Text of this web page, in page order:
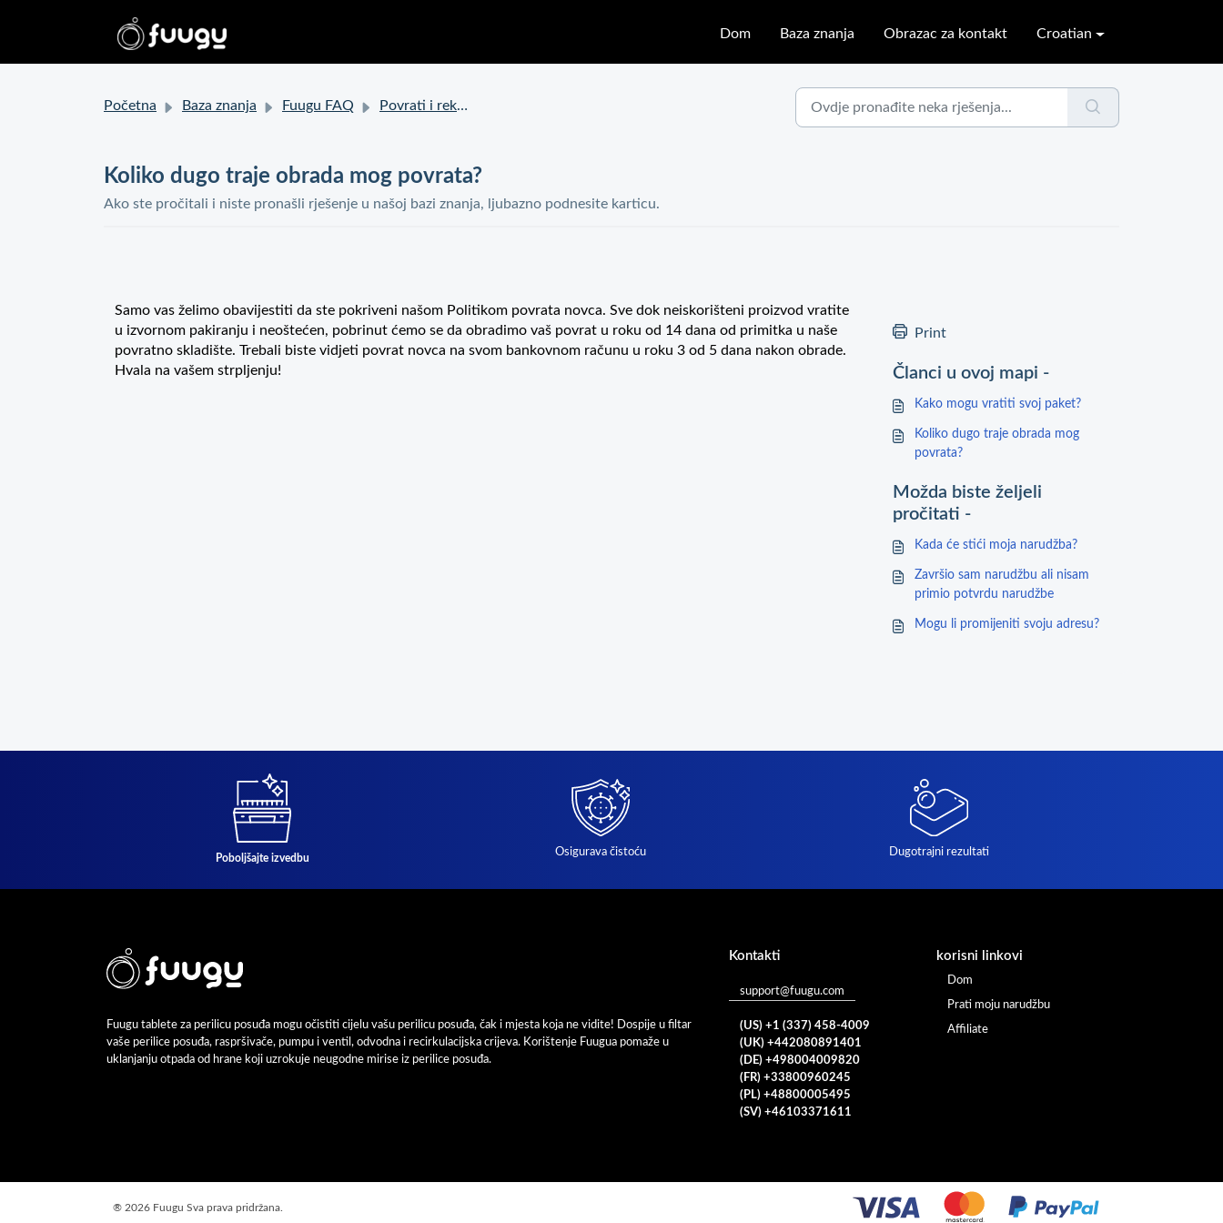
Dom Baza znanja Obrazac za kontakt Croatian
Početna Baza znanja Fuugu FAQ Povrati i reklamacije
Koliko dugo traje obrada mog povrata?
Ako ste pročitali i niste pronašli rješenje u našoj bazi znanja, ljubazno podnesite karticu.
Samo vas želimo obavijestiti da ste pokriveni našom Politikom povrata novca. Sve dok neiskorišteni proizvod vratite
u izvornom pakiranju i neoštećen, pobrinut ćemo se da obradimo vaš povrat u roku od 14 dana od primitka u naše
povratno skladište. Trebali biste vidjeti povrat novca na svom bankovnom računu u roku 3 od 5 dana nakon obrade.
Hvala na vašem strpljenju!
Print
Članci u ovoj mapi -
Kako mogu vratiti svoj paket?
Koliko dugo traje obrada mog
povrata?
Možda biste željeli
pročitati -
Kada će stići moja narudžba?
Završio sam narudžbu ali nisam
primio potvrdu narudžbe
Mogu li promijeniti svoju adresu?
Poboljšajte izvedbu Osigurava čistoću Dugotrajni rezultati
Fuugu tablete za perilicu posuđa mogu očistiti cijelu vašu perilicu posuđa, čak i mjesta koja ne vidite! Dospije u filtar
vaše perilice posuđa, raspršivače, pumpu i ventil, odvodna i recirkulacijska crijeva. Korištenje Fuugua pomaže u
uklanjanju otpada od hrane koji uzrokuje neugodne mirise iz perilice posuđa.
Kontakti
support@fuugu.com
(US) +1 (337) 458-4009
(UK) +442080891401
(DE) +498004009820
(FR) +33800960245
(PL) +48800005495
(SV) +46103371611
korisni linkovi
Dom
Prati moju narudžbu
Affiliate
® 2026 Fuugu Sva prava pridržana.